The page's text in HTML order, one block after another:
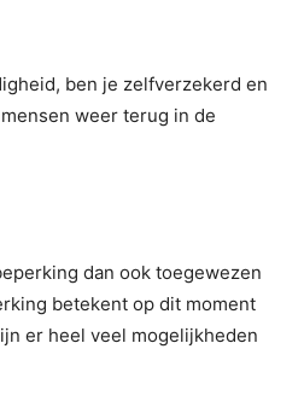
ben je zelfverzekerd en
weer terug in de
dan ook toegewezen
betekent op dit moment
er heel veel mogelijkheden